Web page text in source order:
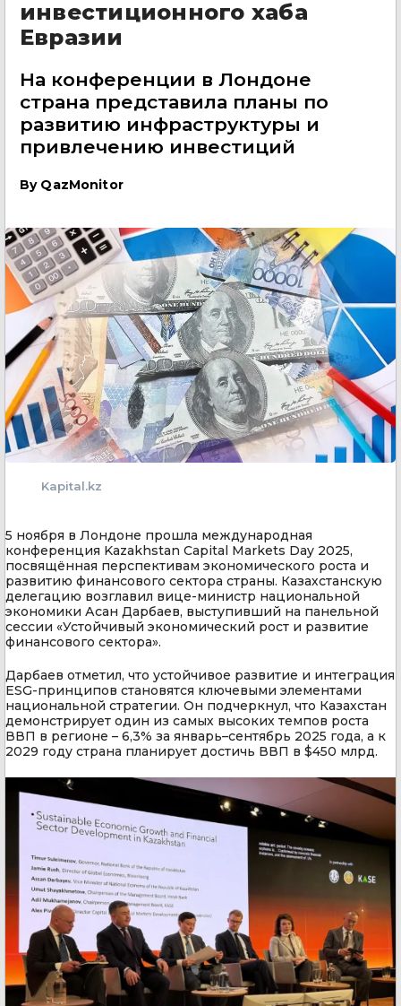
инвестиционного хаба
Евразии
На конференции в Лондоне
страна представила планы по
развитию инфраструктуры и
привлечению инвестиций
By QazMonitor
Kapital.kz
5 ноября в Лондоне прошла международная
конференция Kazakhstan Capital Markets Day 2025,
посвящённая перспективам экономического роста и
развитию финансового сектора страны. Казахстанскую
делегацию возглавил вице-министр национальной
экономики Асан Дарбаев, выступивший на панельной
сессии «Устойчивый экономический рост и развитие
финансового сектора».
Дарбаев отметил, что устойчивое развитие и интеграция
ESG-принципов становятся ключевыми элементами
национальной стратегии. Он подчеркнул, что Казахстан
демонстрирует один из самых высоких темпов роста
ВВП в регионе – 6,3% за январь–сентябрь 2025 года, а к
2029 году страна планирует достичь ВВП в $450 млрд.